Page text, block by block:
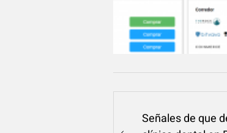
Navegación
Señales de que